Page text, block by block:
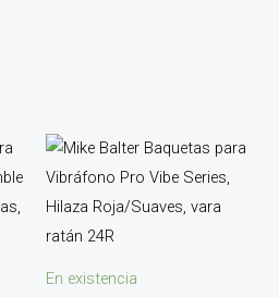
En existencia